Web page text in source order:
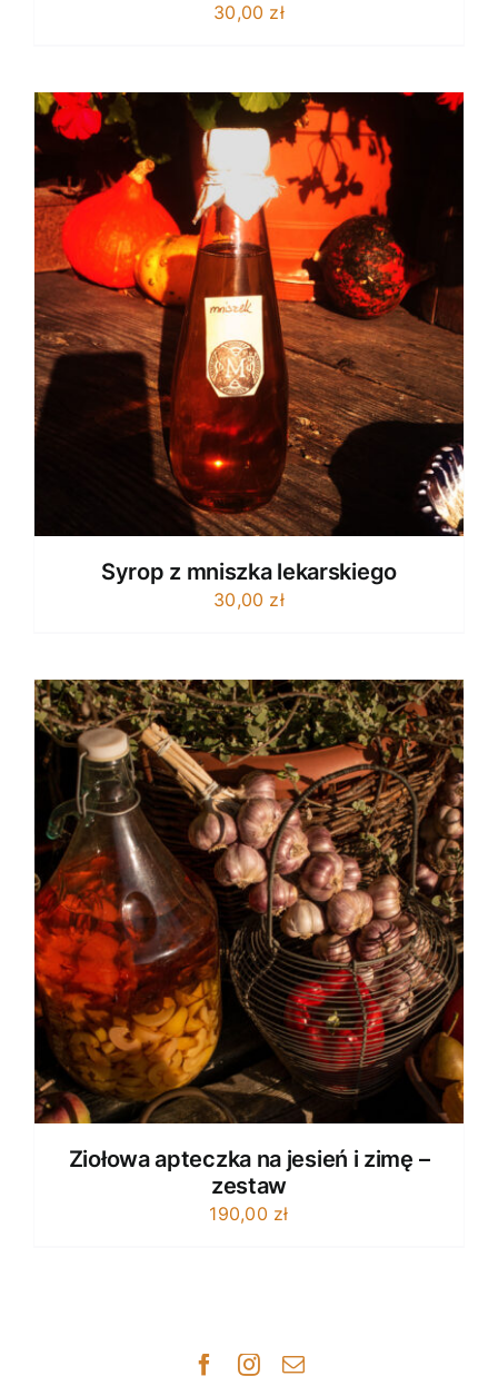
30,00 zł
Syrop z mniszka lekarskiego
30,00 zł
Ziołowa apteczka na jesień i zimę –
zestaw
190,00 zł